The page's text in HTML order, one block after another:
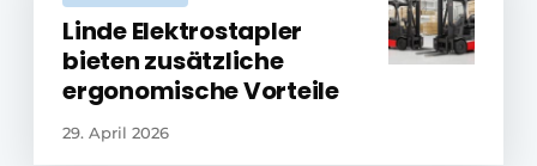
Linde Elektrostapler
bieten zusätzliche
ergonomische Vorteile
29. April 2026